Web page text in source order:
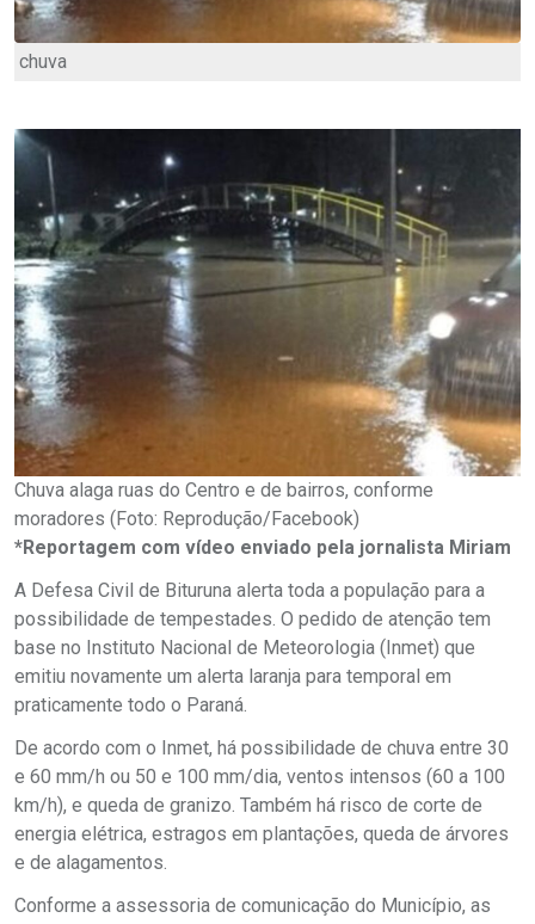
chuva
Chuva alaga ruas do Centro e de bairros, conforme
moradores (Foto: Reprodução/Facebook)
*Reportagem com vídeo enviado pela jornalista Miriam
A Defesa Civil de Bituruna alerta toda a população para a
possibilidade de tempestades. O pedido de atenção tem
base no Instituto Nacional de Meteorologia (Inmet) que
emitiu novamente um alerta laranja para temporal em
praticamente todo o Paraná.
De acordo com o Inmet, há possibilidade de chuva entre 30
e 60 mm/h ou 50 e 100 mm/dia, ventos intensos (60 a 100
km/h), e queda de granizo. Também há risco de corte de
energia elétrica, estragos em plantações, queda de árvores
e de alagamentos.
Conforme a assessoria de comunicação do Município, as